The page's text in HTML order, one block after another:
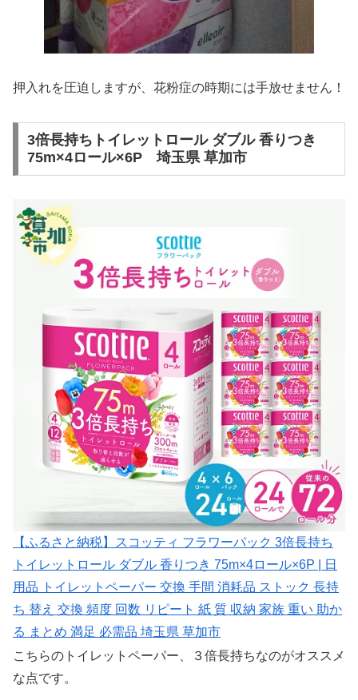
押入れを圧迫しますが、花粉症の時期には手放せません！
3倍長持ちトイレットロール ダブル 香りつき
75m×4ロール×6P 埼玉県 草加市
【ふるさと納税】スコッティ フラワーパック 3倍長持ち
トイレットロール ダブル 香りつき 75m×4ロール×6P | 日
用品 トイレットペーパー 交換 手間 消耗品 ストック 長持
ち 替え 交換 頻度 回数 リピート 紙 質 収納 家族 重い 助か
る まとめ 満足 必需品 埼玉県 草加市
こちらのトイレットペーパー、３倍長持ちなのがオススメ
な点です。